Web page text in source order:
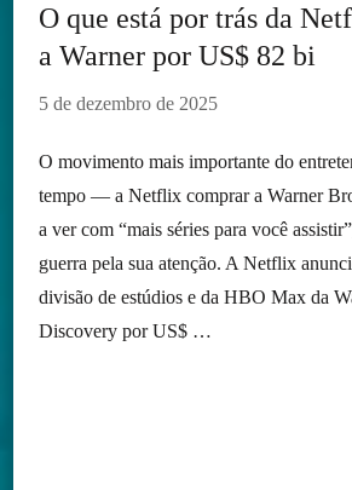
O que está por trás da
a Warner por US$ 82 bi
5 de dezembro de 2025
O movimento mais importante do
tempo — a Netflix comprar a Warner
a ver com “mais séries para você
guerra pela sua atenção. A Netflix
divisão de estúdios e da HBO Max da
Discovery por US$ …